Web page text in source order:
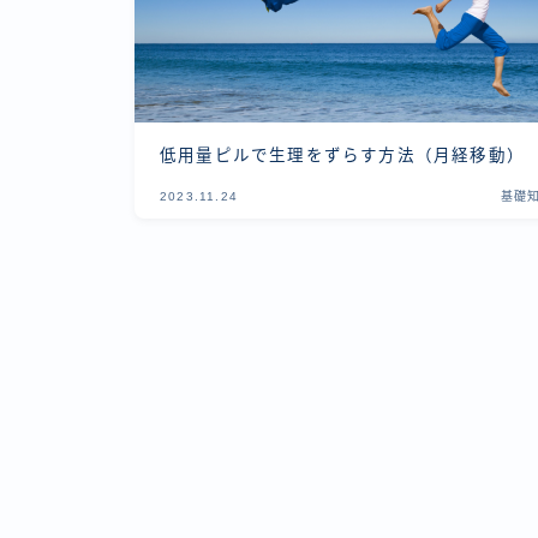
低用量ピルで生理をずらす方法（月経移動）
2023.11.24 基礎